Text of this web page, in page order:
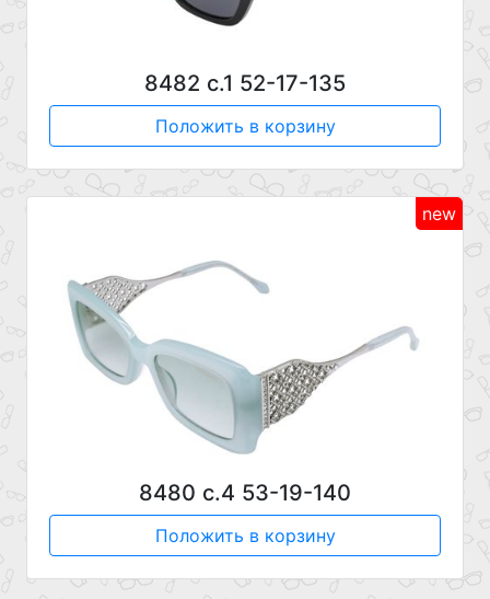
8482 с.1 52-17-135
Положить в корзину
new
8480 с.4 53-19-140
Положить в корзину